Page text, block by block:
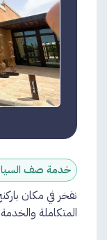
خدمة صف
نفخر في مكان
المتكاملة